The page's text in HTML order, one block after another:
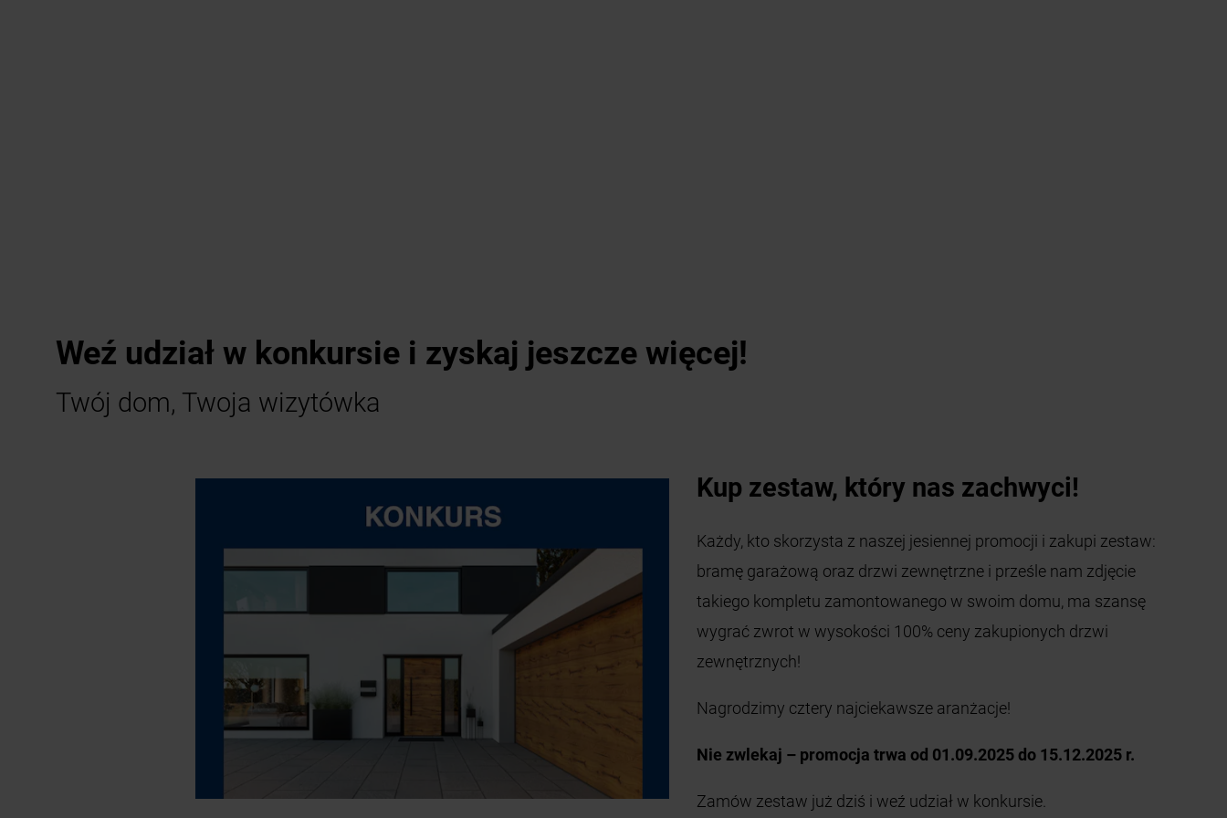
Weź udział w konkursie i zyskaj jeszcze więcej!
Twój dom, Twoja wizytówka
Kup zestaw, który nas zachwyci!
Każdy, kto skorzysta z naszej jesiennej promocji i zakupi zestaw:
bramę garażową oraz drzwi zewnętrzne i prześle nam zdjęcie
takiego kompletu zamontowanego w swoim domu, ma szansę
wygrać zwrot w wysokości 100% ceny zakupionych drzwi
zewnętrznych!
Nagrodzimy cztery najciekawsze aranżacje!
Nie zwlekaj – promocja trwa od 01.09.2025 do 15.12.2025 r.
Zamów zestaw już dziś i weź udział w konkursie.